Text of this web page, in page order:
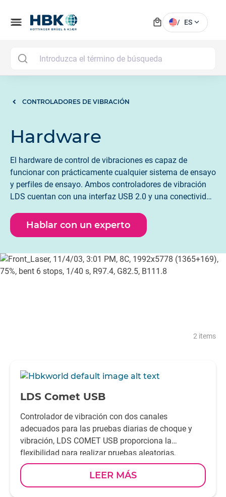
menu local_mall / ES expand_more
CONTROLADORES DE VIBRACIÓN
Hardware
El hardware de control de vibraciones es capaz de
funcionar con prácticamente cualquier sistema de ensayo
y perfiles de ensayo. Ambos controladores de vibración
LDS cuentan con una interfaz USB 2.0 y una conectividad
configuración y la automatización de instalaciones más
pequeñas, LASER USB ofrece múltiples procesadores
independientemente del PC host, proporcionando
tecnología avanzada para simular condiciones reales.
Hablar con un experto
2 items
-
LDS Comet USB
Controlador de vibración con dos canales
adecuados para las pruebas diarias de choque y
vibración, LDS COMET USB proporciona la
flexibilidad para realizar pruebas aleatorias,
sinusoidales barridas y de choque en sistemas de
prueba de vibración.LEER MÁS